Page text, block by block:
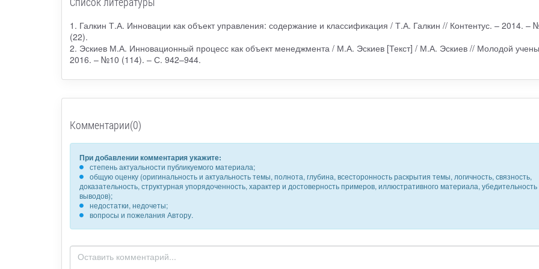
1. Галкин Т.А. Инновации как объект управления: содержание и классификация / Т.А. Галкин // Контентус. – 2014. –
(22).
2. Эскиев М.А. Инновационный процесс как объект менеджмента / М.А. Эскиев [Текст] / М.А. Эскиев // Молодой
2016. – №10 (114). – С. 942–944.
Комментарии(0)
При добавлении комментария укажите:
степень актуальности публикуемого материала;
общую оценку (оригинальность и актуальность темы, полнота, глубина, всесторонность раскрытия темы, логичность, связность,
доказательность, структурная упорядоченность, характер и достоверность примеров, иллюстративного материала, убедительность
выводов);
недостатки, недочеты;
вопросы и пожелания Автору.